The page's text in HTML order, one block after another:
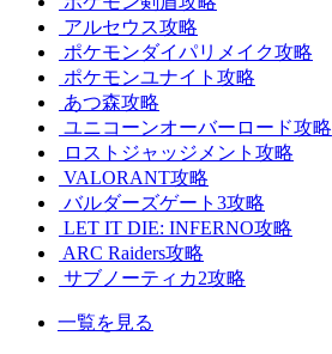
アルセウス攻略
ポケモンダイパリメイク攻略
ポケモンユナイト攻略
あつ森攻略
ユニコーンオーバーロード攻略
ロストジャッジメント攻略
VALORANT攻略
バルダーズゲート3攻略
LET IT DIE: INFERNO攻略
ARC Raiders攻略
サブノーティカ2攻略
一覧を見る